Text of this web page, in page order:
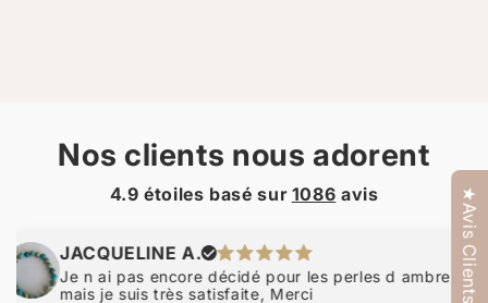
Nos clients nous adorent
4.9 étoiles basé sur 1086 avis
JACQUELINE A.
Je n ai pas encore décidé pour les perles d ambre,
mais je suis très satisfaite, Merci
★Avis Clients